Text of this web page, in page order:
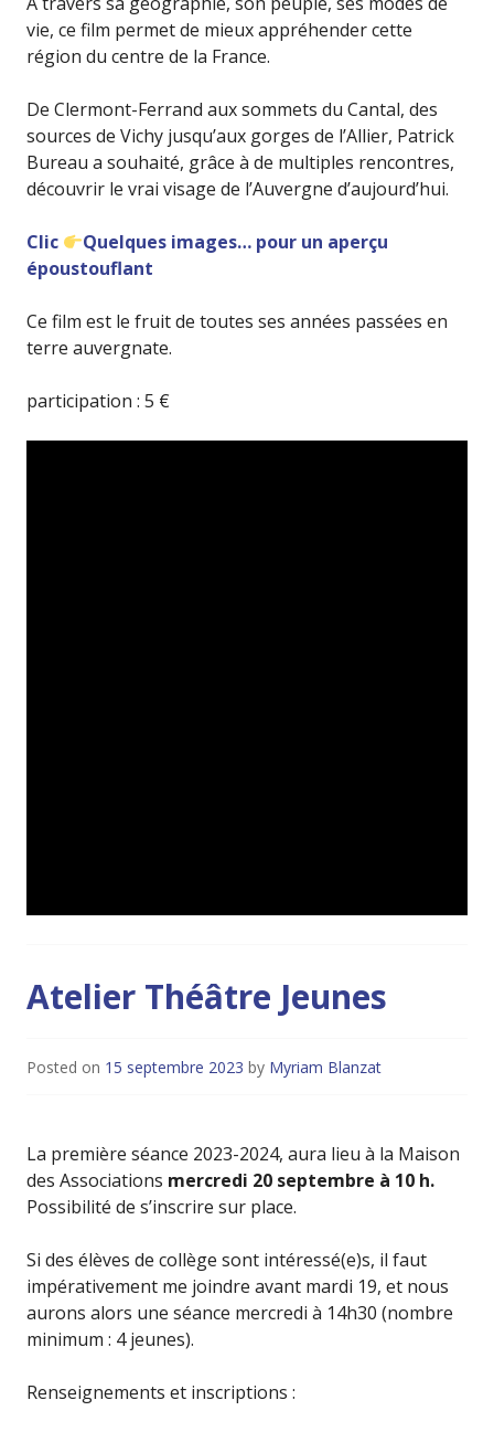
vie, ce film permet de mieux appréhender cette
région du centre de la France.
De Clermont-Ferrand aux sommets du Cantal, des
sources de Vichy jusqu’aux gorges de l’Allier, Patrick
Bureau a souhaité, grâce à de multiples rencontres,
découvrir le vrai visage de l’Auvergne d’aujourd’hui.
Clic
Quelques images… pour un aperçu
époustouflant
Ce film est le fruit de toutes ses années passées en
terre auvergnate.
participation : 5 €
Atelier Théâtre Jeunes
Posted on 15 septembre 2023 by Myriam Blanzat
La première séance 2023-2024, aura lieu à la Maison
des Associations mercredi 20 septembre à 10 h.
Possibilité de s’inscrire sur place.
Si des élèves de collège sont intéressé(e)s, il faut
impérativement me joindre avant mardi 19, et nous
aurons alors une séance mercredi à 14h30 (nombre
minimum : 4 jeunes).
Renseignements et inscriptions :